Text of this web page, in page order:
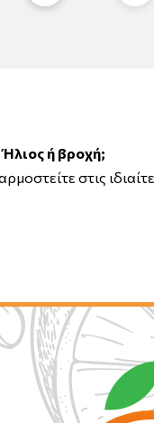
ή βροχή;
στις